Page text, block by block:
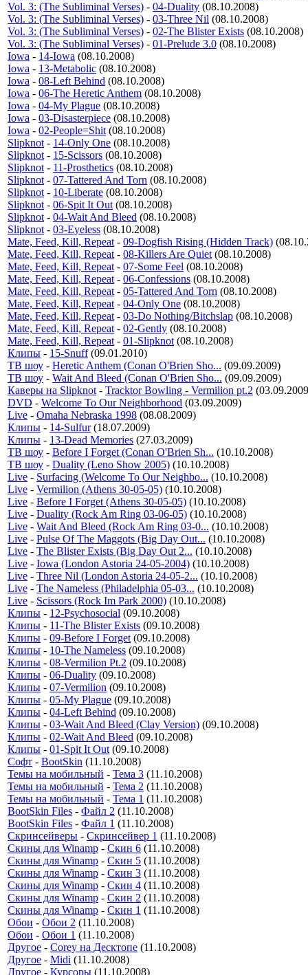
Vol. 3: (The Subliminal Verses) - 04-Duality (08.10.2008)
Vol. 3: (The Subliminal Verses) - 03-Three Nil (08.10.2008)
Vol. 3: (The Subliminal Verses) - 02-The Blister Exists (08.10.2008)
Vol. 3: (The Subliminal Verses) - 01-Prelude 3.0 (08.10.2008)
Iowa - 14-Iowa (08.10.2008)
Iowa - 13-Metabolic (08.10.2008)
Iowa - 08-Left Behind (08.10.2008)
Iowa - 06-The Heretic Anthem (08.10.2008)
Iowa - 04-My Plague (08.10.2008)
Iowa - 03-Disasterpiece (08.10.2008)
Iowa - 02-People=Shit (08.10.2008)
Slipknot - 14-Only One (08.10.2008)
Slipknot - 15-Scissors (08.10.2008)
Slipknot - 11-Prosthetics (08.10.2008)
Slipknot - 07-Tattered And Torn (08.10.2008)
Slipknot - 10-Liberate (08.10.2008)
Slipknot - 06-Spit It Out (08.10.2008)
Slipknot - 04-Wait And Bleed (08.10.2008)
Slipknot - 03-Eyeless (08.10.2008)
Mate, Feed, Kill, Repeat - 09-Dogfish Rising (Hidden Track)
Mate, Feed, Kill, Repeat - 08-Killers Are Quiet (08.10.2008)
Mate, Feed, Kill, Repeat - 07-Some Feel (08.10.2008)
Mate, Feed, Kill, Repeat - 06-Confessions (08.10.2008)
Mate, Feed, Kill, Repeat - 05-Tattered And Torn (08.10.2008)
Mate, Feed, Kill, Repeat - 04-Only One (08.10.2008)
Mate, Feed, Kill, Repeat - 03-Do Nothing/Bitchslap (08.10.2008)
Mate, Feed, Kill, Repeat - 02-Gently (08.10.2008)
Mate, Feed, Kill, Repeat - 01-Slipknot (08.10.2008)
Клипы - 15-Snuff(09.01.2010)
ТВ шоу - Heretic Anthem (Conan O'Brien Sho... (09.09.2009)
ТВ шоу - Wait And Bleed (Conan O'Brien Sho... (09.09.2009)
Каверы на Slipknot - Tracktor Bowling - Vermilion pt.2
DVD - Welcome To Our Neighborhood (03.09.2009)
Live - Omaha Nebraska 1998 (08.08.2009)
Клипы - 14-Sulfur(18.07.2009)
Клипы - 13-Dead Memories (27.03.2009)
ТВ шоу - Before I Forget (Conan O'Brien Sh... (10.10.2008)
ТВ шоу - Duality (Leno Show 2005) (10.10.2008)
Live - Surfacing (Welcome To Our Neighbo... (10.10.2008)
Live - Vermilion (Athens 30-05-05) (10.10.2008)
Live - Before I Forget (Athens 30-05-05) (10.10.2008)
Live - Duality (Rock Am Ring 03-06-05) (10.10.2008)
Live - Wait And Bleed (Rock Am Ring 03-0... (10.10.2008)
Live - Pulse Of The Maggots (Big Day Out... (10.10.2008)
Live - The Blister Exists (Big Day Out 2... (10.10.2008)
Live - Iowa (London Astoria 24-05-2004) (10.10.2008)
Live - Three Nil (London Astoria 24-05-2... (10.10.2008)
Live - The Nameless (Philadelphia 05-03... (10.10.2008)
Live - Scissors (Rock Im Park 2000) (10.10.2008)
Клипы - 12-Psychosocial (09.10.2008)
Клипы - 11-The Blister Exists (09.10.2008)
Клипы - 09-Before I Forget (09.10.2008)
Клипы - 10-The Nameless (09.10.2008)
Клипы - 08-Vermilion Pt.2 (09.10.2008)
Клипы - 06-Duality (09.10.2008)
Клипы - 07-Vermilion (09.10.2008)
Клипы - 05-My Plague (09.10.2008)
Клипы - 04-Left Behind (09.10.2008)
Клипы - 03-Wait And Bleed (Clay Version) (09.10.2008)
Клипы - 02-Wait And Bleed (09.10.2008)
Клипы - 01-Spit It Out (09.10.2008)
Софт - BootSkin (11.10.2008)
Темы на мобильный - Тема 3 (11.10.2008)
Темы на мобильный - Тема 2 (11.10.2008)
Темы на мобильный - Тема 1 (11.10.2008)
BootSkin Files - Файл 2 (11.10.2008)
BootSkin Files - Файл 1 (11.10.2008)
Скринсейверы - Скринсейвер 1 (11.10.2008)
Скины для Winamp - Скин 6 (11.10.2008)
Скины для Winamp - Скин 5 (11.10.2008)
Скины для Winamp - Скин 3 (11.10.2008)
Скины для Winamp - Скин 4 (11.10.2008)
Скины для Winamp - Скин 2 (11.10.2008)
Скины для Winamp - Скин 1 (11.10.2008)
Обои - Обои 2 (11.10.2008)
Обои - Обои 1 (11.10.2008)
Другое - Corey на Десктопе (11.10.2008)
Другое - Midi (11.10.2008)
Другое - Курсоры (11.10.2008)